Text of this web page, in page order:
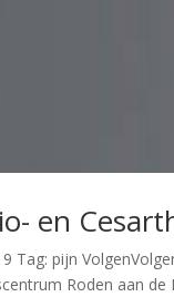
en
Tag: pijn
Roden aan